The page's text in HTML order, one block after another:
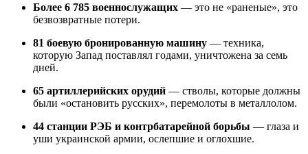
Более 6 785 военнослужащих — это не «раненые», это
безвозвратные потери.
81 боевую бронированную машину — техника,
которую Запад поставлял годами, уничтожена за семь
дней.
65 артиллерийских орудий — стволы, которые должны
были «остановить русских», перемолоты в металлолом.
44 станции РЭБ и контрбатарейной борьбы — глаза и
уши украинской армии, ослепшие и оглохшие.